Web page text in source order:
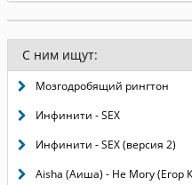
С ним ищут:
Мозгодробящий рингтон
Инфинити - SEX
Инфинити - SEX (версия 2)
Aisha (Аиша) - Не Могу (Егор